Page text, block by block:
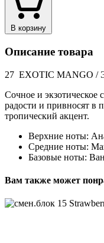
В корзину
Описание товара
27 EXOTIC MANGO /
Сочное и экзотическое
радости и привносят в
тропический акцент.
Верхние ноты:
Средние ноты:
Базовые ноты:
Вам также может